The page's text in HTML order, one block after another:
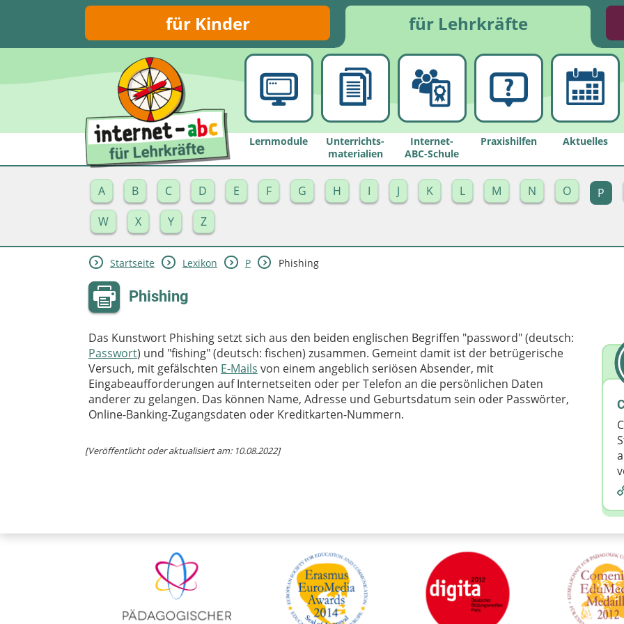
für Kinder für Lehrkräfte
Lernmodule
Unterrichts­
materialien
Internet-
ABC-Schule
Praxishilfen Aktuelles
A B C D E F G H I J K L M N O
P
W
X Y Z
Startseite Lexikon P Phishing
Phishing
Das Kunstwort Phishing setzt sich aus den beiden englischen Begriffen "password" (deutsch:
Passwort) und "fishing" (deutsch: fischen) zusammen. Gemeint damit ist der betrügerische
Versuch, mit gefälschten E-Mails von einem angeblich seriösen Absender, mit
Eingabeaufforderungen auf Internetseiten oder per Telefon an die persönlichen Daten
anderer zu gelangen. Das können Name, Adresse und Geburtsdatum sein oder Passwörter,
Online-Banking-Zugangsdaten oder Kreditkarten-Nummern.
[Veröffentlicht oder aktualisiert am: 10.08.2022]